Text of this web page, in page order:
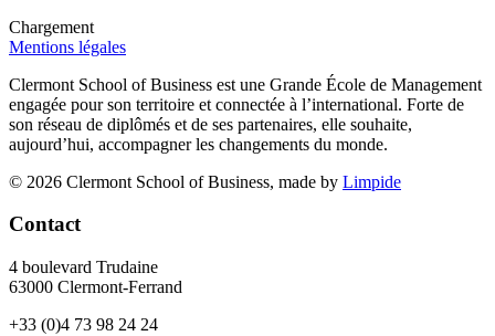
Chargement
Mentions légales
Clermont School of Business est une Grande École de Management
engagée pour son territoire et connectée à l’international. Forte de
son réseau de diplômés et de ses partenaires, elle souhaite,
aujourd’hui, accompagner les changements du monde.
© 2026 Clermont School of Business, made by Limpide
Contact
4 boulevard Trudaine
63000 Clermont-Ferrand
+33 (0)4 73 98 24 24